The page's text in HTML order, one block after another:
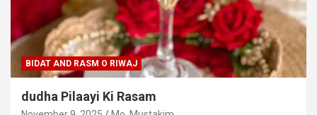
BIDAT AND RASM O RIWAJ
dudha Pilaayi Ki Rasam